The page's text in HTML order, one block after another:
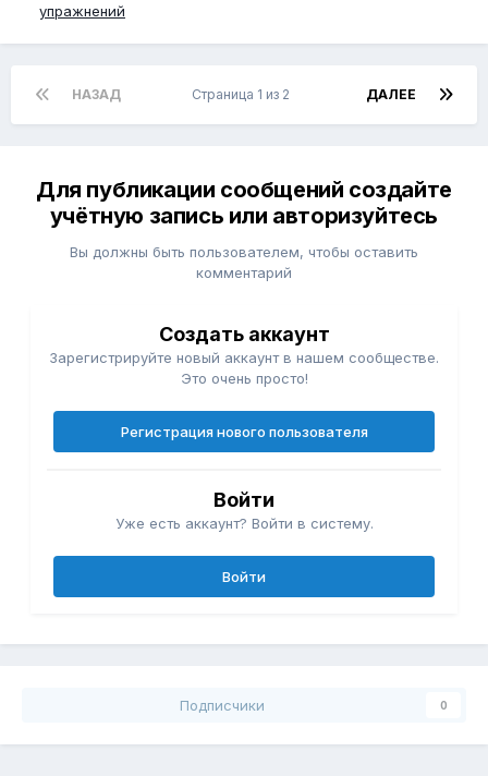
упражнений
НАЗАД ДАЛЕЕ
Страница 1 из 2
Для публикации сообщений создайте
учётную запись или авторизуйтесь
Вы должны быть пользователем, чтобы оставить
комментарий
Создать аккаунт
Зарегистрируйте новый аккаунт в нашем сообществе.
Это очень просто!
Регистрация нового пользователя
Войти
Уже есть аккаунт? Войти в систему.
Войти
Подписчики 0